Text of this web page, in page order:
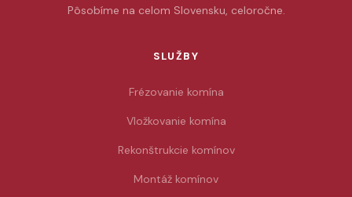
Pôsobíme na celom Slovensku, celoročne.
SLUŽBY
Frézovanie komína
Vložkovanie komína
Rekonštrukcie komínov
Montáž komínov